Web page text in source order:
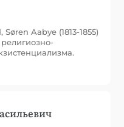
Aabye (1813-1855)